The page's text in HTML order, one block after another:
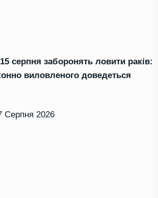
серпня заборонять ловити раків:
виловленого доведеться
Серпня 2026